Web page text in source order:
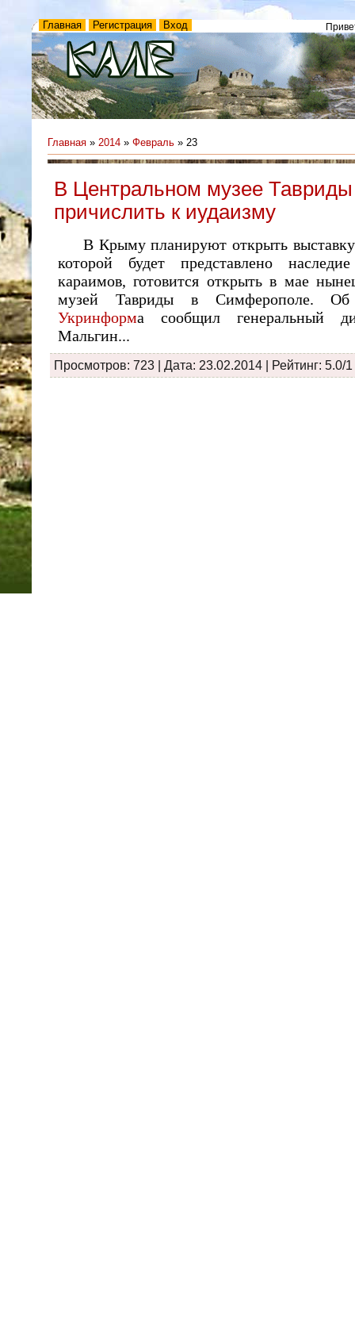
Главная Регистрация Вход
Главная » 2014 » Февраль » 23
В Центральном музее Тавриды
причислить к иудаизму
В Крыму планируют открыть
которой будет представлено
караимов, готовится открыть в мае
музей Тавриды в Симферополе. Об
Укринформа сообщил генеральный
Мальгин...
Просмотров: 723 | Дата: 23.02.2014 | Рейтинг: 5.0/